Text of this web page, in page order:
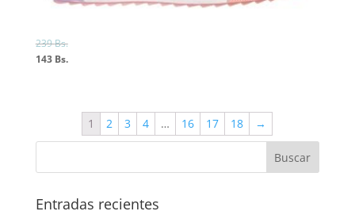
239Bs.
143 Bs.
1 2 3 4 … 16 17 18 →
Entradas recientes